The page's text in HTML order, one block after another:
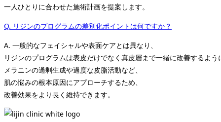
一人ひとりに合わせた施術計画を提案します。
Q. リジンのプログラムの差別化ポイントは何ですか？
A. 一般的なフェイシャルや表面ケアとは異なり、
リジンのプログラムは表皮だけでなく真皮層まで一緒に改善するよ
メラニンの過剰生成や過度な皮脂活動など、
肌の悩みの根本原因にアプローチするため、
改善効果をより長く維持できます。